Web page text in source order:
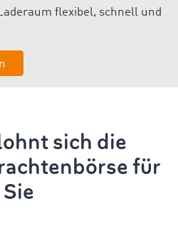
flexibel, schnell und
sich die
für
Sie